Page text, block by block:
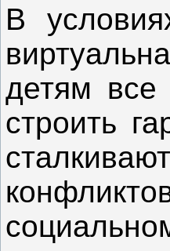
В
детям
строить